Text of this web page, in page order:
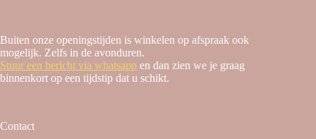
Buiten onze openingstijden is winkelen op afspraak ook
mogelijk. Zelfs in de avonduren.
Stuur een bericht via whatsapp en dan zien we je graag
binnenkort op een tijdstip dat u schikt.
Contact